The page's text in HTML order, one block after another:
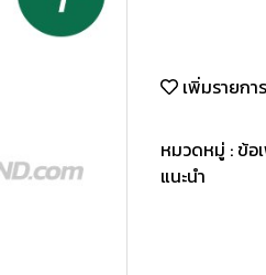
เพิ่มรายกา
หมวดหมู่ :ข้อ
แนะนำ